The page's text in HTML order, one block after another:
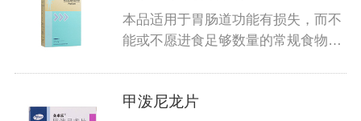
本品适用于胃肠道功能有损失，而不
能或不愿进食足够数量的常规食物以
甲泼尼龙片